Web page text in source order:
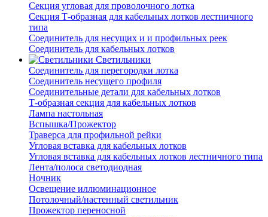
Секция угловая для проволочного лотка
Секция Т-образная для кабельных лотков лестничного
типа
Соединитель для несущих и и профильных реек
Соединитель для кабельных лотков
Светильники
Соединитель для перегородки лотка
Соединитель несущего профиля
Соединительные детали для кабельных лотков
Т-образная секция для кабельных лотков
Лампа настольная
Вспышка/Прожектор
Траверса для профильной рейки
Угловая вставка для кабельных лотков
Угловая вставка для кабельных лотков лестничного типа
Лента/полоса светодиодная
Ночник
Освещение иллюминационное
Потолочный/настенный светильник
Прожектор переносной